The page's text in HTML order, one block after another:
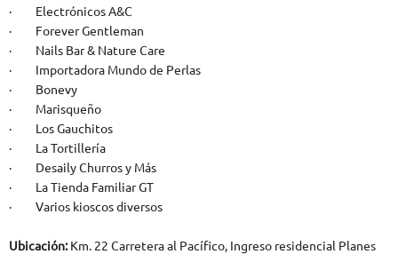
· Electrónicos A&C
· Forever Gentleman
· Nails Bar & Nature Care
· Importadora Mundo de Perlas
· Bonevy
· Marisqueño
· Los Gauchitos
· La Tortillería
· Desaily Churros y Más
· La Tienda Familiar GT
· Varios kioscos diversos
Ubicación:Km. 22 Carretera al Pacífico, Ingreso residencial Planes